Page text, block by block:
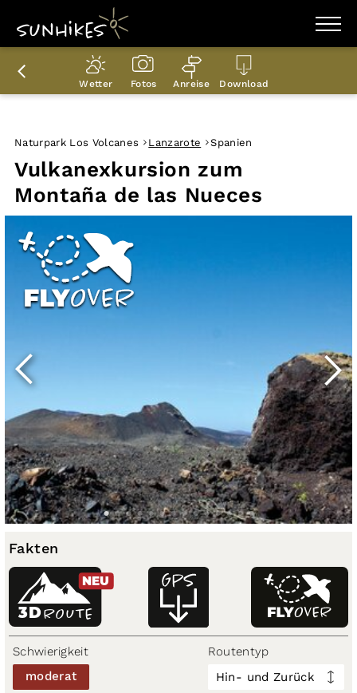
WANDERZIELE
WANDERUNGEN
ENTDECKEN
PLANER
Wetter Fotos Anreise Download
Vulkanexkursion zum
Montaña de las Nueces
Naturpark Los Volcanes Lanzarote Spanien
Fakten
ROUTE
3D
NEU
Schwierigkeit
moderat
Routentyp
Hin- und Zurück